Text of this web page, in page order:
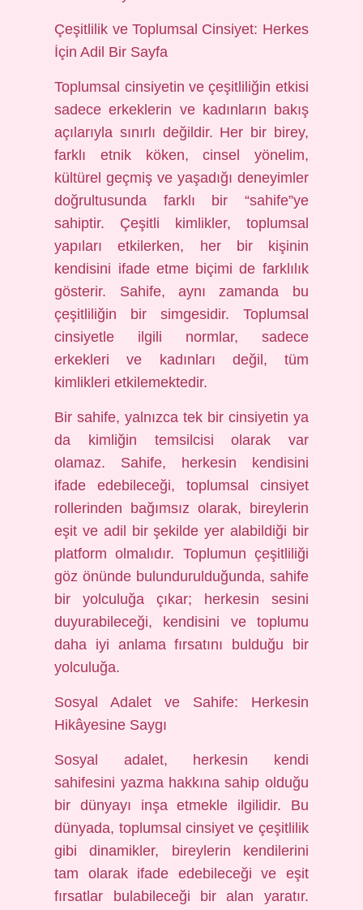
Çeşitlilik ve Toplumsal Cinsiyet: Herkes
İçin Adil Bir Sayfa
Toplumsal cinsiyetin ve çeşitliliğin etkisi
sadece erkeklerin ve kadınların bakış
açılarıyla sınırlı değildir. Her bir birey,
farklı etnik köken, cinsel yönelim,
kültürel geçmiş ve yaşadığı deneyimler
doğrultusunda farklı bir “sahife”ye
sahiptir. Çeşitli kimlikler, toplumsal
yapıları etkilerken, her bir kişinin
kendisini ifade etme biçimi de farklılık
gösterir. Sahife, aynı zamanda bu
çeşitliliğin bir simgesidir. Toplumsal
cinsiyetle ilgili normlar, sadece
erkekleri ve kadınları değil, tüm
kimlikleri etkilemektedir.
Bir sahife, yalnızca tek bir cinsiyetin ya
da kimliğin temsilcisi olarak var
olamaz. Sahife, herkesin kendisini
ifade edebileceği, toplumsal cinsiyet
rollerinden bağımsız olarak, bireylerin
eşit ve adil bir şekilde yer alabildiği bir
platform olmalıdır. Toplumun çeşitliliği
göz önünde bulundurulduğunda, sahife
bir yolculuğa çıkar; herkesin sesini
duyurabileceği, kendisini ve toplumu
daha iyi anlama fırsatını bulduğu bir
yolculuğa.
Sosyal Adalet ve Sahife: Herkesin
Hikâyesine Saygı
Sosyal adalet, herkesin kendi
sahifesini yazma hakkına sahip olduğu
bir dünyayı inşa etmekle ilgilidir. Bu
dünyada, toplumsal cinsiyet ve çeşitlilik
gibi dinamikler, bireylerin kendilerini
tam olarak ifade edebileceği ve eşit
fırsatlar bulabileceği bir alan yaratır.